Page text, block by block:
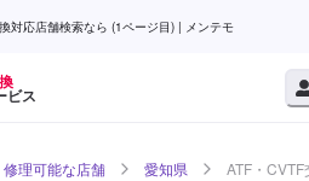
対応店舗検索なら (1ページ目) | メンテモ
ビス
理可能な店舗 愛知県 ATF・